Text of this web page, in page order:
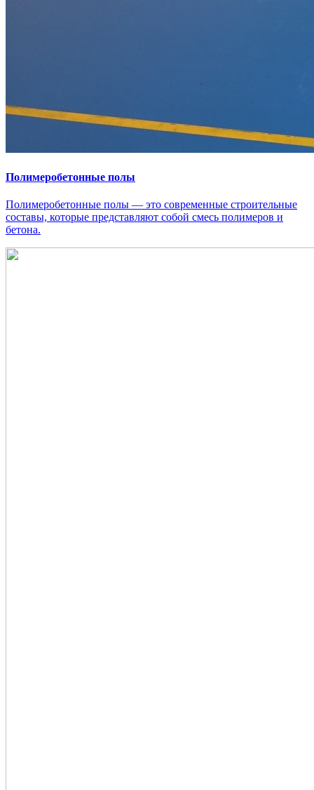
Полимеробетонные полы
Полимеробетонные полы — это современные строительные
составы, которые представляют собой смесь полимеров и
бетона.